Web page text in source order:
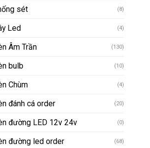
sét (8)
Led (4)
Âm Trần (130)
bulb (10)
Chùm (4)
đánh cá order (20)
đường LED 12v 24v (0)
đường led order (68)